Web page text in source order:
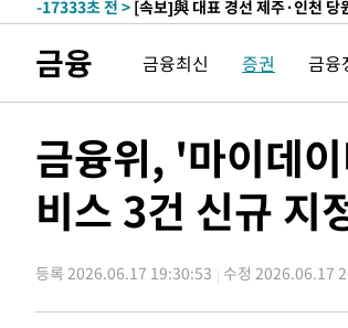
-17333초 전 > [속보]與 대표 경선 제주·인천
것"
-16802초 전 >
[속보]與 당대표 경선, 제주·인천
-10576초 전 >낮 최고 35도 '무더위'…동해안
레티코 이적"
-9628초 전 >수도권 40도 육박 '펄펄'…동해안
-8597초 전 >
온열질환 사망자 3명 늘어…누적 환
-2542초 전 > 강릉에 시간당 81.4㎜ 물폭탄…도
1시간 전 >선재도서 해루질 나섰다 실종 60대, 닷
1시간 전 >남자 농구, 나고야 아시안게임서 '홈
금융 금융최신 증권 금융
금융위, '마이데
비스 3건 신규 지
등록 2026.06.17 19:30:53 수정 2026.06.17